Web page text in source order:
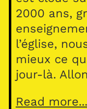
2000 ans,
l’église,
mieux ce
jour-là.
Read more...